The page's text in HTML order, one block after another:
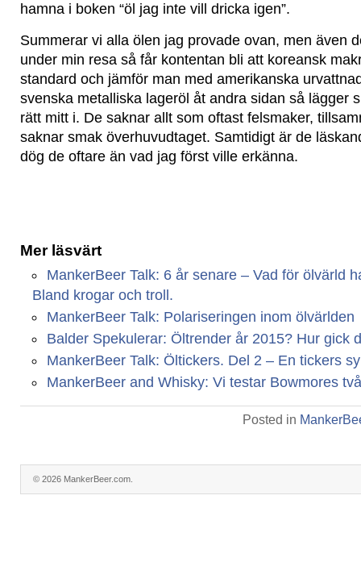
hamna i boken “öl jag inte vill dricka igen”.
Summerar vi alla ölen jag provade ovan, men även
under min resa så får kontentan bli att koreansk
standard och jämför man med amerikanska
svenska metalliska lageröl åt andra sidan så lägger
rätt mitt i. De saknar allt som oftast felsmaker,
saknar smak överhuvudtaget. Samtidigt är de
dög de oftare än vad jag först ville erkänna.
Mer läsvärt
MankerBeer Talk: 6 år senare – Vad för ölvärld
Bland krogar och troll.
MankerBeer Talk: Polariseringen inom ölvärlden
Balder Spekulerar: Öltrender år 2015? Hur gick
MankerBeer Talk: Öltickers. Del 2 – En tickers
MankerBeer and Whisky: Vi testar Bowmores
Posted in
© 2026 MankerBeer.com.